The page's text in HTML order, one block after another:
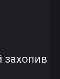
захопив